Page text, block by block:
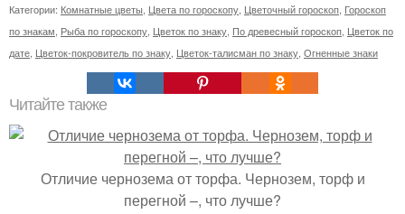
Категории: Комнатные цветы Цвета по гороскопу Цветочный гороскоп Гороскоп
по знакам Рыба по гороскопу Цветок по знаку По древесный гороскоп Цветок по
дате Цветок-покровитель по знаку Цветок-талисман по знаку Огненные знаки
Читайте также
Отличие чернозема от торфа. Чернозем, торф и
перегной –, что лучше?